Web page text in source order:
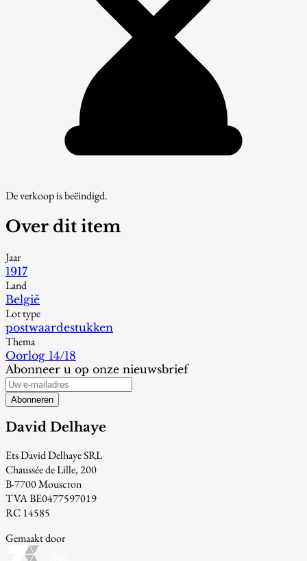
De verkoop is beëindigd.
Over dit item
Jaar
1917
Land
België
Lot type
postwaardestukken
Thema
Oorlog 14/18
Abonneer u op onze nieuwsbrief
Abonneren
David Delhaye
Ets David Delhaye SRL
Chaussée de Lille, 200
B-7700 Mouscron
TVA BE0477597019
RC 14585
Gemaakt door